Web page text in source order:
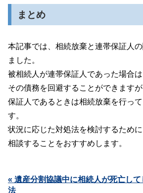
まとめ
本記事では、相続放棄と連帯保証人
ました。
被相続人が連帯保証人であった場合
その債務を回避することができます
保証人であるときは相続放棄を行っ
す。
状況に応じた対処法を検討するため
相談することをおすすめします。
« 遺産分割協議中に相続人が死亡し
法